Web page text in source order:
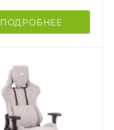
ПОДРОБНЕЕ